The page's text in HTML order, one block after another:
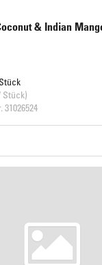
& Indian
Stück)